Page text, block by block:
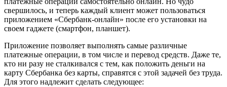
свершилось, и теперь каждый клиент может пользоваться
приложением «Сбербанк-онлайн» после его установки на
своем гаджете (смартфон, планшет).
Приложение позволяет выполнять самые различные
платежные операции, в том числе и перевод средств. Даже те,
кто ни разу не сталкивался с тем, как положить деньги на
карту Сбербанка без карты, справятся с этой задачей без труда.
Для этого надлежит сделать следующее: